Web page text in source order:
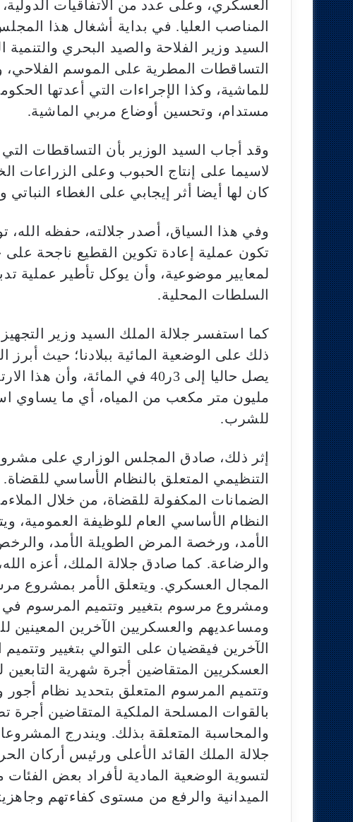
العسكري، وعلى عدد من الاتفاقيات
المناصب العليا. في بداية أشغال هذا
السيد وزير الفلاحة والصيد البحري والتنمية
التساقطات المطرية على الموسم
للماشية، وكذا الإجراءات التي أعدتها
مستدام، وتحسين أوضاع مربي الماشية.
وقد أجاب السيد الوزير بأن التساقطات التي
لاسيما على إنتاج الحبوب وعلى الزراعات
كان لها أيضا أثر إيجابي على الغطاء
وفي هذا السياق، أصدر جلالته، حفظه
تكون عملية إعادة تكوين القطيع ناجحة على
لمعايير موضوعية، وأن يوكل تأطير عملية
السلطات المحلية.
كما استفسر جلالة الملك السيد وزير
ذلك على الوضعية المائية ببلادنا؛ حيث
يصل حاليا إلى 3ر40 في المائة،
مليون متر مكعب من المياه، أي ما يساوي
للشرب.
إثر ذلك، صادق المجلس الوزاري على مشروع
التنظيمي المتعلق بالنظام الأساسي
الضمانات المكفولة للقضاة، من خلال
النظام الأساسي العام للوظيفة
الأمد، ورخصة المرض الطويلة الأمد،
والرضاعة. كما صادق جلالة الملك، أعزه
المجال العسكري. ويتعلق الأمر بمشروع
ومشروع مرسوم بتغيير وتتميم المرسوم
ومساعديهم والعسكريين الآخرين المعينين
الآخرين فيقضيان على التوالي بتغيير
العسكريين المتقاضين أجرة شهرية التابعين
وتتميم المرسوم المتعلق بتحديد نظام
بالقوات المسلحة الملكية المتقاضين أجرة
والمحاسبة المتعلقة بذلك. ويندرج
جلالة الملك القائد الأعلى ورئيس أركان
لتسوية الوضعية المادية لأفراد بعض
الميدانية والرفع من مستوى كفاءتهم